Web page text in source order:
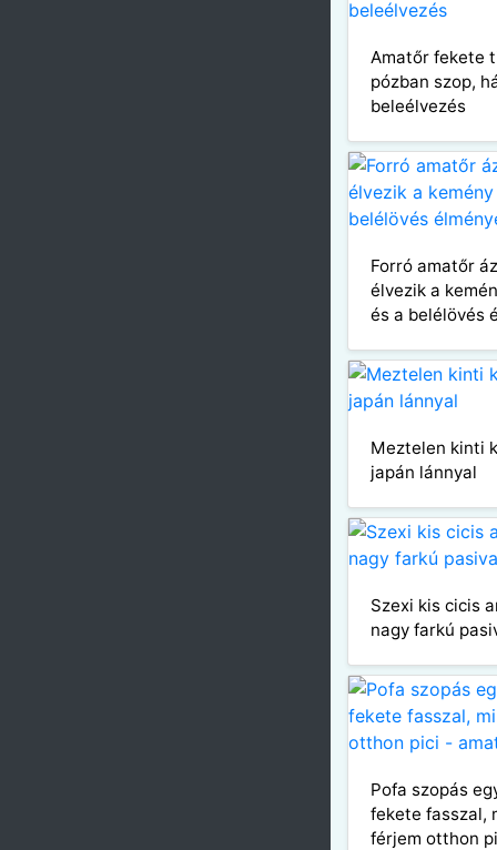
Amatőr fekete
pózban szop,
beleélvezés
Forró amatőr
élvezik a
és a belélövés
Meztelen kinti
japán lánnyal
Szexi kis cicis
nagy farkú
Pofa szopás
fekete fasszal,
férjem otthon